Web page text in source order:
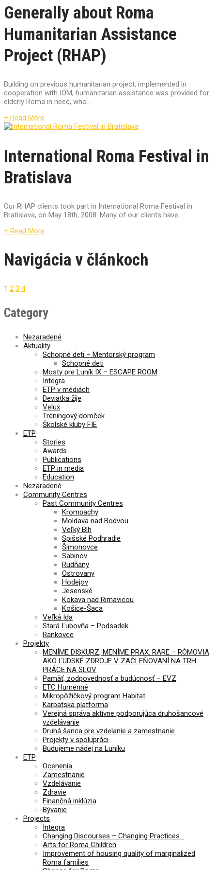
Generally about Roma
Humanitarian Assistance
Project (RHAP)
Building on previous humanitarian project, implemented in
cooperation with IOM, humanitarian assistance was provided for
elderly Roma in need, who...
+ Read More
International Roma Festival in
Bratislava
Our RHAP clients took part in International Roma Festival in
Bratislava, on May 18th, 2008. Many of our clients have...
+ Read More
Navigácia v článkoch
1 2 3 4
Category
Nezaradené
Aktuality
Schopné deti – Mentorský program
Schopné deti
Mosty pre Luník IX – ESCAPE ROOM
Integra
ETP v médiách
Deviatka žije
Velux
Tréningový domček
Školské kluby FIE
ETP
Stories
Awards
Publications
ETP in media
Education
Nezaradené
Community Centres
Past Community Centres
Krompachy
Moldava nad Bodvou
Veľký Blh
Spišské Podhradie
Šimonovce
Sabinov
Rudňany
Ostrovany
Hodejov
Jesenské
Kokava nad Rimavicou
Košice-Šaca
Veľká Ida
Stará Ľubovňa – Podsadek
Rankovce
Projekty
MENÍME DISKURZ, MENÍME PRAX: RARE – RÓMOVIA
AKO ĽUDSKÉ ZDROJE V ZAČLEŇOVANÍ NA TRH
PRÁCE NA SLOV
Pamäť, zodpovednosť a budúcnosť – EVZ
ETC Humenné
Mikropôžičkový program Habitat
Karpatska platforma
Verejná správa aktívne podporujúca druhošancové
vzdelávanie
Druhá šanca pre vzdelanie a zamestnanie
Projekty v spolupráci
Budujeme nádej na Luníku
ETP
Ocenenia
Zamestnanie
Vzdelávanie
Zdravie
Finančná inklúzia
Bývanie
Projects
Integra
Changing Discourses – Changing Practices…
Arts for Roma Children
Improvement of housing quality of marginalized
Roma families